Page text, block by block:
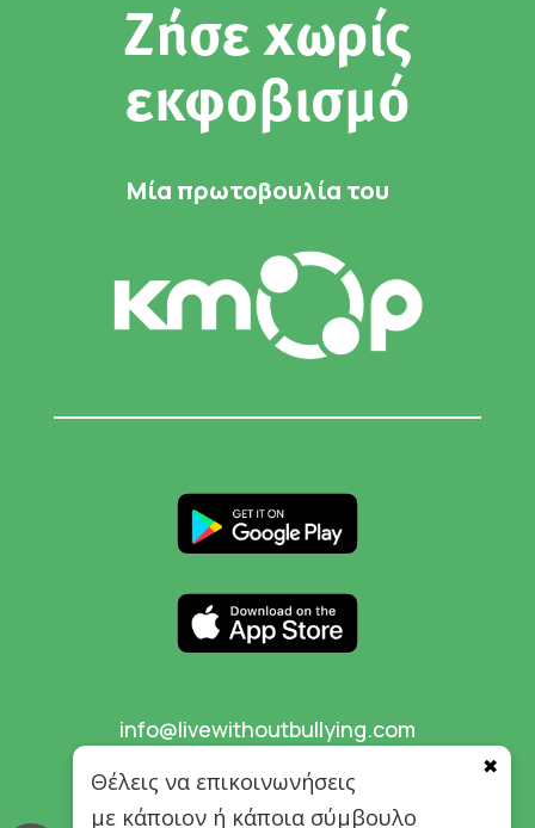
Ζήσε χωρίς
εκφοβισμό
Μία πρωτοβουλία του
info@livewithoutbullying.com
Θέλεις να επικοινωνήσεις
με κάποιον ή κάποια σύμβουλο
✖